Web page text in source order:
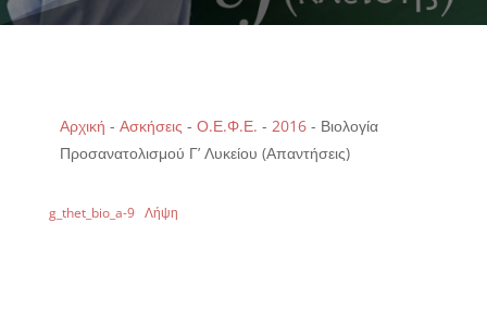
Αρχική - Ασκήσεις - Ο.Ε.Φ.Ε. - 2016- Βιολογία
Προσανατολισμού Γ’ Λυκείου (Απαντήσεις)
g_thet_bio_a-9 Λήψη